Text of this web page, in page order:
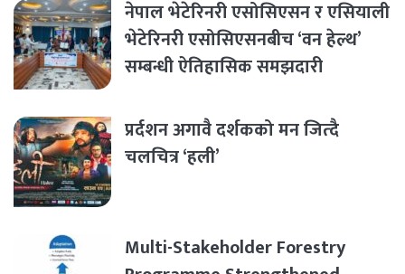
नेपाल भेटेरिनरी एसोसिएसन र एसियाली
भेटेरिनरी एसोसिएसनबीच ‘वन हेल्थ’
सम्बन्धी ऐतिहासिक समझदारी
प्रर्दशन अगावै दर्शकको मन जित्दै
चलचित्र ‘हली’
Multi-Stakeholder Forestry